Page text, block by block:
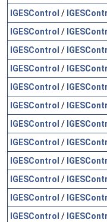
IGESControl /
IGESControl /
IGESControl /
IGESControl /
IGESControl /
IGESControl /
IGESControl /
IGESControl /
IGESControl /
IGESControl /
IGESControl /
IGESControl /